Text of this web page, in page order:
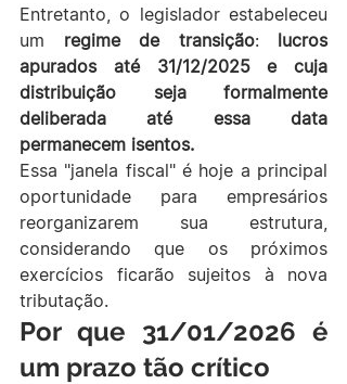
Entretanto, o legislador estabeleceu
um regime de transição: lucros
apurados até 31/12/2025 e cuja
distribuição seja formalmente
deliberada até essa data
permanecem isentos.
Essa "janela fiscal" é hoje a principal
oportunidade para empresários
reorganizarem sua estrutura,
considerando que os próximos
exercícios ficarão sujeitos à nova
tributação.
Por que 31/01/2026 é
um prazo tão crítico